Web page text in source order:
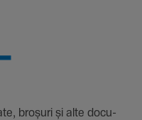
broșuri și alte docu­